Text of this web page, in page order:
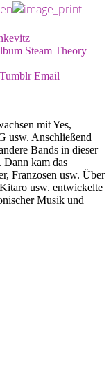
Steam Theory
Tumblr Email
mit Yes,
usw. Anschließend
Bands in dieser
kam das
Franzosen usw. Über
usw. entwickelte
Musik und